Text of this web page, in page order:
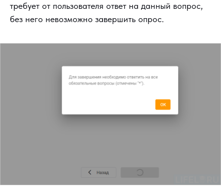
требует от пользователя ответ на данный вопрос,
без него невозможно завершить опрос.